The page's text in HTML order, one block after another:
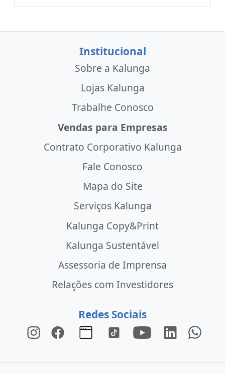
Institucional
Sobre a Kalunga
Lojas Kalunga
Trabalhe Conosco
Vendas para Empresas
Contrato Corporativo Kalunga
Fale Conosco
Mapa do Site
Serviços Kalunga
Kalunga Copy&Print
Kalunga Sustentável
Assessoria de Imprensa
Relações com Investidores
Redes Sociais